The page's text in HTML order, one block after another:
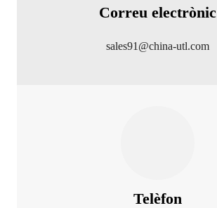
Correu electrònic
sales91@china-utl.com
Telèfon